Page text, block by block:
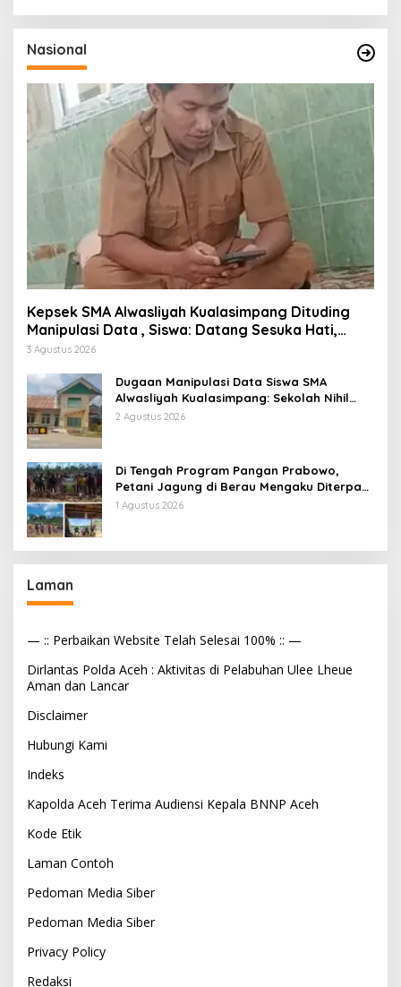
Nasional
Kepsek SMA Alwasliyah Kualasimpang Dituding
Manipulasi Data , Siswa: Datang Sesuka Hati,
Dana MBG Disalurkan ke Guru & Pesantren
3 Agustus 2026
Dugaan Manipulasi Data Siswa SMA
Alwasliyah Kualasimpang: Sekolah Nihil
Murid Tapi Terima Dana BOS & Paket
2 Agustus 2026
Di Tengah Program Pangan Prabowo,
Petani Jagung di Berau Mengaku Diterpa
Tekanan Aparat
1 Agustus 2026
Laman
— :: Perbaikan Website Telah Selesai 100% :: —
Dirlantas Polda Aceh : Aktivitas di Pelabuhan Ulee Lheue
Aman dan Lancar
Disclaimer
Hubungi Kami
Indeks
Kapolda Aceh Terima Audiensi Kepala BNNP Aceh
Kode Etik
Laman Contoh
Pedoman Media Siber
Pedoman Media Siber
Privacy Policy
Redaksi